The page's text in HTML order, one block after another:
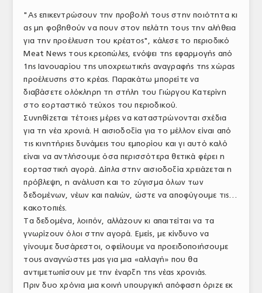
ΚΟΣΜΟΣ
ΕΙΔΗΣΕΙΣ
ΕΥΡΩΠΑΪΚΕΣ ΑΠΟΦΑΣΕΙΣ
ΘΕΜΑΤΑ
ΑΝΑΛΥΣΕΙΣ
ΕΜΠΟΡΙΚΟΣ ΚΑΤΑΛΟΓΟΣ
ΠΑΡΑΓΩΓΗ & ΕΜΠΟΡΙΑ
ΣΦΑΓΕΙΑ
ΠΡΩΤΕΣ ΥΛΕΣ
ΕΞΟΠΛΙΣΜΟΣ
ΥΠΗΡΕΣΙΕΣ
ΕΜΠΟΡΙΚΟΙ ΑΝΤΙΠΡΟΣΩΠΟΙ
"Ας επικεντρώσουν την προβολή τους στην ποιότητα κι
ας μη φοβηθούν να πουν στον πελάτη τους την αλήθεια
για την προέλευση του κρέατος", κάλεσε το περιοδικό
Meat News τους κρεοπώλες, ενόψει της εφαρμογής από
1ης Ιανουαρίου της υποχρεωτικής αναγραφής της χώρας
προέλευσης στο κρέας. Παρακάτω μπορείτε να
διαβάσετε ολόκληρη τη στήλη του Γιώργου Κατερίνη
στο εορταστικό τεύχος του περιοδικού.
Συνηθίζεται τέτοιες μέρες να καταστρώνονται σχέδια
για τη νέα χρονιά. Η αισιοδοξία για το μέλλον είναι από
τις κινητήριες δυνάμεις του εμπορίου και γι αυτό καλό
είναι να αντλήσουμε όσα περισσότερα θετικά φέρει η
εορταστική αγορά. Δίπλα στην αισιοδοξία χρειάζεται η
πρόβλεψη, η ανάλυση και το ζύγισμα όλων των
δεδομένων, νέων και παλιών, ώστε να αποφύγουμε τις…
κακοτοπιές.
Τα δεδομένα, λοιπόν, αλλάζουν κι απαιτείται να τα
γνωρίζουν όλοι στην αγορά. Εμείς, με κίνδυνο να
γίνουμε δυσάρεστοι, οφείλουμε να προειδοποιήσουμε
τους αναγνώστες μας για μια «αλλαγή» που θα
αντιμετωπίσουν με την έναρξη της νέας χρονιάς.
Πριν δυο χρόνια μια κοινή υπουργική απόφαση όριζε εκ